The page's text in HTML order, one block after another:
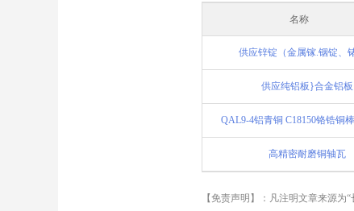
名称
供应锌锭（金属镓.铟锭、
供应纯铝板}合金铝板
QAL9-4铝青铜 C18150铬锆铜
高精密耐磨铜轴瓦
【免责声明】：凡注明文章来源